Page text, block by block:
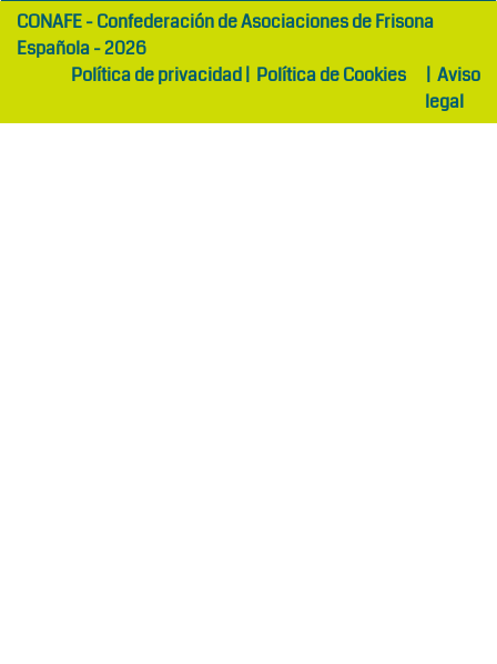
girls
abaya
maltepe
otelCONAFE - Confederación de Asociaciones de Frisona
Española - 2026
Política de privacidad| Política de Cookies | Aviso
legal